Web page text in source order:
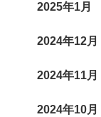
2025年1月
2024年12月
2024年11月
2024年10月